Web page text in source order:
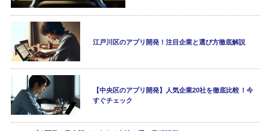
江戸川区のアプリ開発！注目企業と選び方徹底解説
【中央区のアプリ開発】人気企業20社を徹底比較！今
すぐチェック